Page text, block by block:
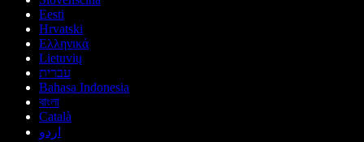
Eesti
Hrvatski
Ελληνικά
Lietuvių
עברית
Bahasa Indonesia
বাংলা
Català
اردو